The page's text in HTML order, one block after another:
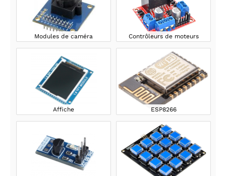
Modules de caméra Contrôleurs de moteurs
Affiche ESP8266